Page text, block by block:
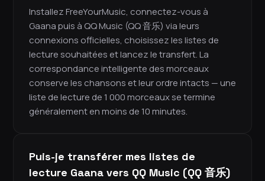
Installez FreeYourMusic, connectez-vous à
Gaana puis à QQ Music (QQ 音乐) via leurs
connexions officielles, choisissez les listes de
lecture souhaitées et lancez le transfert. La
correspondance intelligente des morceaux
conserve les chansons et leur ordre intacts — une
liste de lecture de 1 000 morceaux se termine
généralement en moins de 10 minutes.
Puis-je transférer mes listes de
lecture Gaana vers QQ Music (QQ 音乐)